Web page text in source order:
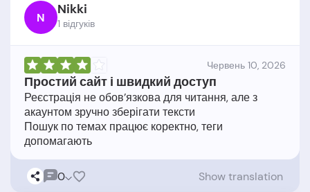
N Nikki
1 відгукiв
Червень 10, 2026
Простий сайт і швидкий доступ
Реєстрація не обов’язкова для читання, але з
акаунтом зручно зберігати тексти
Пошук по темах працює коректно, теги
0 Show translation